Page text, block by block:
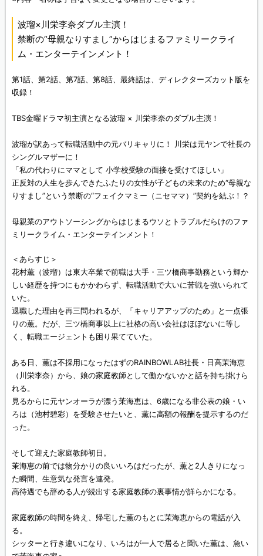
波瑠×川栄李奈ダブル主演！
禁断の“母親なりすまし”からはじまるファミリークライ
ム・エンターテインメント！
第1話、第2話、第7話、第8話、最終話は、ディレクターズカット版を
収録！
TBS金曜ドラマ初主演となる波瑠 × 川栄李奈のダブル主演！
波瑠が訳あって転職活動中の元バリキャリに！ 川栄は元ヤンで社長の
シングルマザーに！
「私の代わりにママとして 小学校受験の面接を受けてほしい」
正反対の人生を歩んできたふたりの女性が子どもの未来のため“母親な
りすまし”という禁断の“フェイクマミー（ニセママ）”契約を結ぶ！？
母親業のアウトソーシングからはじまるウソとトラブルだらけのファ
ミリークライム・エンターテインメント！
＜あらすじ＞
花村薫（波瑠）は東大卒業で前職は大手・三ツ橋商事勤務という輝か
しい経歴を持つにもかかわらず、転職活動で大いに苦戦を強いられて
いた。
退職した理由を再三問われるが、「キャリアアップのため」と一点張
りの薫。だが、三ツ橋商事以上に社格の高い会社はほぼないに等し
く、転職エージェントも困り果てていた。
ある日、薫は不採用になったはずのRAINBOWLAB社長・日高茉海恵
（川栄李奈）から、娘の家庭教師として働かないかと話を持ち掛けら
れる。
見るからに元ヤンオーラが漂う茉海恵は、6歳になる非公表の娘・い
ろは（池村碧彩）を受験させたいと、薫に高額の報酬を提示するのだ
った。
そして迎えた家庭教師初日。
茉海恵の前では物分かりの良いいろはだったが、薫と2人きりになっ
た瞬間、生意気な発言を連発。
高待遇でも辞める人が続出する家庭教師の裏事情が詳らかになる。
家庭教師の時間を終え、帰宅した薫のもとに茉海恵からの電話が入
る。
シッターと行き違いになり、いろはが一人で居ると聞いた薫は、急い